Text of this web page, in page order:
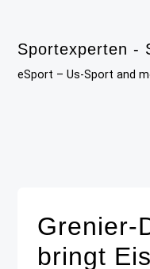
content
Sportexperten -
eSport – Us-Sport and
Grenier-
bringt